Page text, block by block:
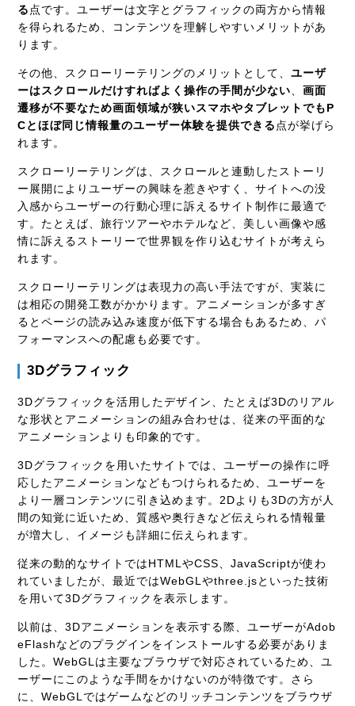
る 点です。ユーザーは文字とグラフィックの両方から情報
を得られるため、コンテンツを理解しやすいメリットがあ
ります。
その他、スクローリーテリングのメリットとして、ユーザ
ーはスクロールだけすればよく操作の手間が少ない 、画面
遷移が不要なため画面領域が狭いスマホやタブレットでもP
Cとほぼ同じ情報量のユーザー体験を提供できる 点が挙げら
れます。
スクローリーテリングは、スクロールと連動したストーリ
ー展開によりユーザーの興味を惹きやすく、サイトへの没
入感からユーザーの行動心理に訴えるサイト制作に最適で
す。たとえば、旅行ツアーやホテルなど、美しい画像や感
情に訴えるストーリーで世界観を作り込むサイトが考えら
れます。
スクローリーテリングは表現力の高い手法ですが、実装に
は相応の開発工数がかかります。アニメーションが多すぎ
るとページの読み込み速度が低下する場合もあるため、パ
フォーマンスへの配慮も必要です。
3Dグラフィック
3Dグラフィックを活用したデザイン、たとえば3Dのリアル
な形状とアニメーションの組み合わせは、従来の平面的な
アニメーションよりも印象的です。
3Dグラフィックを用いたサイトでは、ユーザーの操作に呼
応したアニメーションなどもつけられるため、ユーザーを
より一層コンテンツに引き込めます。2Dよりも3Dの方が人
間の知覚に近いため、質感や奥行きなど伝えられる情報量
が増大し、イメージも詳細に伝えられます。
従来の動的なサイトではHTMLやCSS、JavaScriptが使わ
れていましたが、最近ではWebGLやthree.jsといった技術
を用いて3Dグラフィックを表示します。
以前は、3Dアニメーションを表示する際、ユーザーがAdob
eFlashなどのプラグインをインストールする必要がありま
した。WebGLは主要なブラウザで対応されているため、ユ
ーザーにこのような手間をかけないのが特徴です。さら
に、WebGLではゲームなどのリッチコンテンツをブラウザ